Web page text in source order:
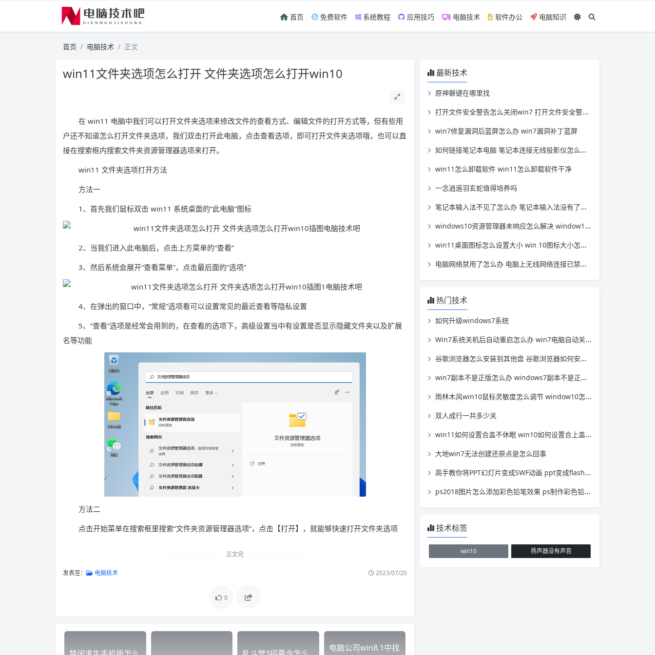
首页 免费软件 系统教程 应用技巧 电脑技术 软件办公 电脑知识
首页 电脑技术 正文
win11文件夹选项怎么打开 文件夹选项怎么打开win10
在 win11 电脑中我们可以打开文件夹选项来修改文件的查看方式、编辑文件的打开方式等，但有些用
户还不知道怎么打开文件夹选项，我们双击打开此电脑，点击查看选项，即可打开文件夹选项哦，也可以直
接在搜索框内搜索文件夹资源管理器选项来打开。
win11 文件夹选项打开方法
方法一
1、首先我们鼠标双击 win11 系统桌面的“此电脑”图标
2、当我们进入此电脑后，点击上方菜单的“查看”
3、然后系统会展开“查看菜单”，点击最后面的“选项”
4、在弹出的窗口中，“常规”选项看可以设置常见的最近查看等隐私设置
5、“查看”选项是经常会用到的，在查看的选项下，高级设置当中有设置是否显示隐藏文件夹以及扩展
名等功能
方法二
点击开始菜单在搜索框里搜索“文件夹资源管理器选项”，点击【打开】，就能够快速打开文件夹选项
正文完
发表至： 电脑技术 2023/07/20
0
电脑公司win8.1中找
最新技术
原神磐键在哪里找
打开文件安全警告怎么关闭win7 打开文件安全警告怎么关闭win11
win7修复漏洞后蓝屏怎么办 win7漏洞补丁蓝屏
如何链接笔记本电脑 笔记本连接无线投影仪怎么连接
win11怎么卸载软件 win11怎么卸载软件干净
一念逍遥羽玄蛇值得培养吗
笔记本输入法不见了怎么办 笔记本输入法没有了怎么办
windows10资源管理器未响应怎么解决 window10资源管理器无响应
win11桌面图标怎么设置大小 win 10图标大小怎么设置
电脑网络禁用了怎么办 电脑上无线网络连接已禁用怎么办
热门技术
如何升级windows7系统
Win7系统关机后自动重启怎么办 win7电脑自动关机重启
谷歌浏览器怎么安装到其他盘 谷歌浏览器如何安装到其他盘
win7副本不是正版怎么办 windows7副本不是正版怎么办
雨林木风win10鼠标灵敏度怎么调节 window10怎么设置鼠标灵敏度
双人成行一共多少关
win11如何设置合盖不休眠 win10如何设置合上盖子休眠
大地win7无法创建还原点是怎么回事
高手教你将PPT幻灯片变成SWF动画 ppt变成flash的方法
ps2018图片怎么添加彩色铅笔效果 ps制作彩色铅笔效果
技术标签
win10 扬声器没有声音